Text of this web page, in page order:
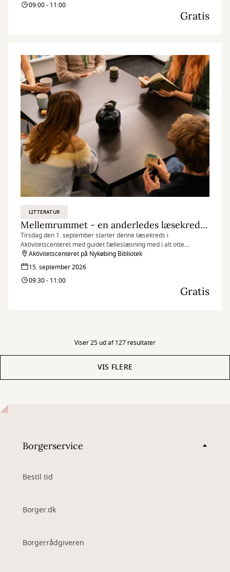
09:00 - 11:00
Gratis
LITTERATUR
Mellemrummet - en anderledes læsekreds (tirsdagshold)
Tirsdag den 1. september starter denne læsekreds i
Aktivitetscenteret med guidet fælleslæsning med i alt otte
mødegange. Se datoer og information herunder.
Aktivitetscenteret på Nykøbing Bibliotek
15. september 2026
09:30 - 11:00
Gratis
Viser 25 ud af 127 resultater
VIS FLERE
Borgerservice
Bestil tid
Borger.dk
Borgerrådgiveren